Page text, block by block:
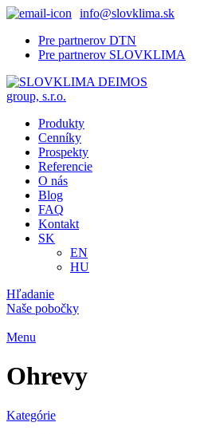
info@slovklima.sk
Pre partnerov DTN
Pre partnerov SLOVKLIMA
Produkty
Cenníky
Prospekty
Referencie
O nás
Blog
FAQ
Kontakt
SK
EN
HU
Hľadanie
Naše pobočky
Menu
Ohrevy
Kategórie